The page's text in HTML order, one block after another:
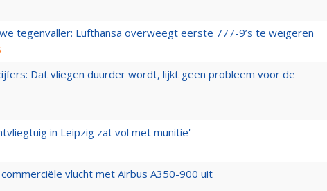
tegenvaller: Lufthansa overweegt eerste 777-9’s te weigeren
Dat vliegen duurder wordt, lijkt geen probleem voor de
in Leipzig zat vol met munitie'
vlucht met Airbus A350-900 uit